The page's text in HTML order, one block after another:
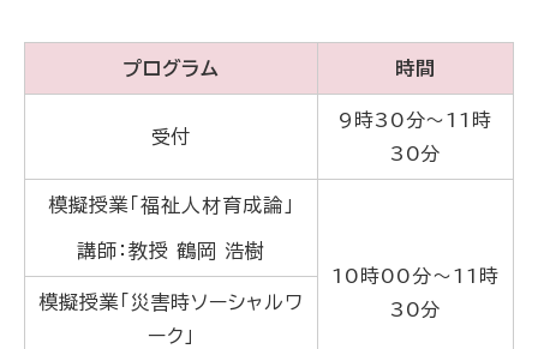
プログラム 時間
受付
9時30分～11時
30分
模擬授業「福祉人材育成論」
講師：教授 鶴岡 浩樹
10時00分～11時
30分
模擬授業「災害時ソーシャルワ
ーク」